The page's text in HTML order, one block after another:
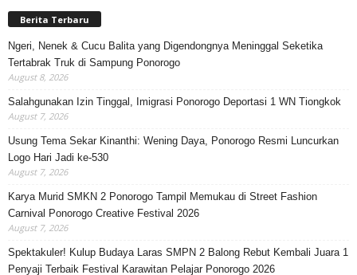
Berita Terbaru
Ngeri, Nenek & Cucu Balita yang Digendongnya Meninggal Seketika
Tertabrak Truk di Sampung Ponorogo
August 8, 2026
Salahgunakan Izin Tinggal, Imigrasi Ponorogo Deportasi 1 WN Tiongkok
August 7, 2026
Usung Tema Sekar Kinanthi: Wening Daya, Ponorogo Resmi Luncurkan
Logo Hari Jadi ke-530
August 7, 2026
Karya Murid SMKN 2 Ponorogo Tampil Memukau di Street Fashion
Carnival Ponorogo Creative Festival 2026
August 7, 2026
Spektakuler! Kulup Budaya Laras SMPN 2 Balong Rebut Kembali Juara 1
Penyaji Terbaik Festival Karawitan Pelajar Ponorogo 2026